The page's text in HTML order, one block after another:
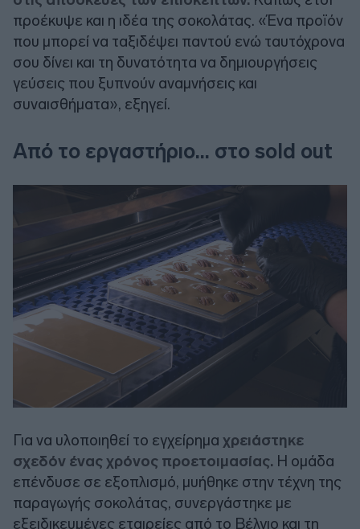
προέκυψε και η ιδέα της σοκολάτας. «Ένα προϊόν
που μπορεί να ταξιδέψει παντού ενώ ταυτόχρονα
σου δίνει και τη δυνατότητα να δημιουργήσεις
γεύσεις που ξυπνούν αναμνήσεις και
συναισθήματα», εξηγεί.
Από το εργαστήριο... στο sold out
Για να υλοποιηθεί το εγχείρημα χρειάστηκε
σχεδόν ένας χρόνος προετοιμασίας. Η ομάδα
επένδυσε σε εξοπλισμό, μυήθηκε στην τέχνη της
παραγωγής σοκολάτας, συνεργάστηκε με
εξειδικευμένες εταιρείες από το Βέλγιο και τη